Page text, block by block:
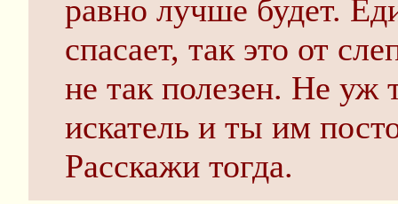
равно лучше будет.
спасает, так это от
не так полезен. Не уж
искатель и ты им
Расскажи тогда.